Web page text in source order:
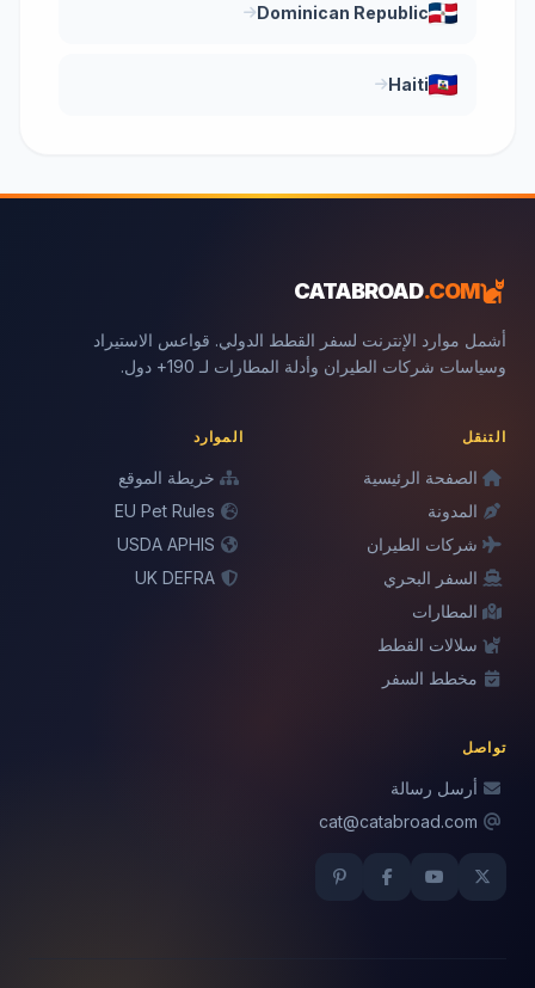
Dominican Republic
Haiti
CATABROAD.COM
أشمل موارد الإنترنت لسفر القطط الدولي. قواعس الاستيراد
وسياسات شركات الطيران وأدلة المطارات لـ 190+ دول.
التنقل
الصفحة الرئيسية
المدونة
شركات الطيران
السفر البحري
المطارات
سلالات القطط
مخطط السفر
الموارد
خريطة الموقع
تواصل
أرسل رسالة